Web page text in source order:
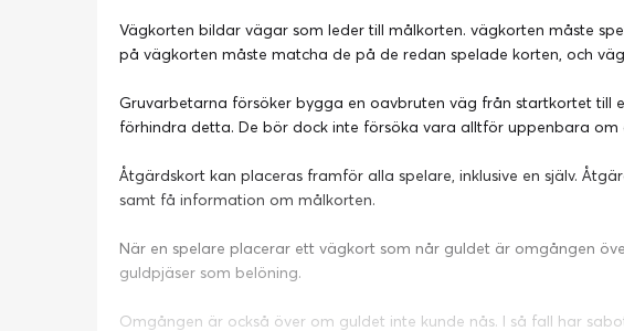
Vägkorten bildar vägar som leder till målkorten. vägkorten måste
på vägkorten måste matcha de på de redan spelade korten, och
Gruvarbetarna försöker bygga en oavbruten väg från startkortet till
förhindra detta. De bör dock inte försöka vara alltför uppenbara
Åtgärdskort kan placeras framför alla spelare, inklusive en själv.
samt få information om målkorten.
När en spelare placerar ett vägkort som når guldet är omgången
guldpjäser som belöning.
Omgången är också över om guldet inte kunde nås. I så fall har